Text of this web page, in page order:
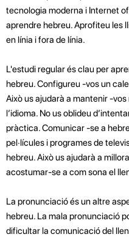
tecnologia moderna i Internet
aprendre hebreu. Aprofiteu les
en línia i fora de línia.
L'estudi regular és clau per
hebreu. Configureu -vos un
Això us ajudarà a mantenir -
l’idioma. No us oblideu
pràctica. Comunicar -se a
pel·lícules i programes de
hebreu. Això us ajudarà a
acostumar-se a com sona el
La pronunciació és un altre
hebreu. La mala pronunciació
dificultar la comunicació del